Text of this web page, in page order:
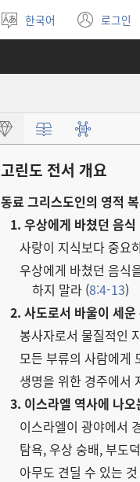
언어
선택
한국어 로그인
(새로운
창
고린도 전서 개요
동료 그리스도인의 영적
1. 우상에게 바쳤던 음식
사랑이 지식보다 중요
우상에게 바쳤던 음식
하지 말라 (8:4-13)
2. 사도로서 바울이 세운
봉사자로서 물질적인
모든 부류의 사람에게
생명을 위한 경주에서
3. 이스라엘 역사에 나
이스라엘이 광야에서
탐욕, 우상 숭배, 부도
아무도 견딜 수 있는